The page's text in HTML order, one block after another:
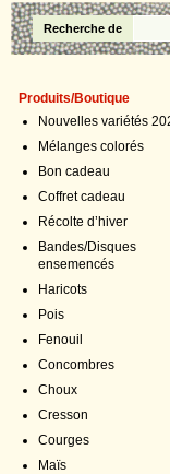
Recherche de
Produits/Boutique
Nouvelles variétés
Mélanges colorés
Bon cadeau
Coffret cadeau
Récolte d’hiver
Bandes/Disques
ensemencés
Haricots
Pois
Fenouil
Concombres
Choux
Cresson
Courges
Maïs